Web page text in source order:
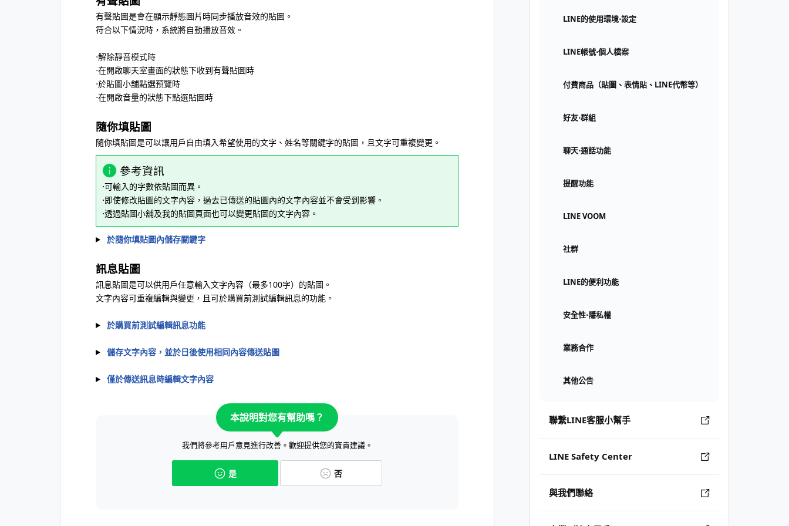
LINE的使用環境⋅設定
LINE帳號⋅個人檔案
付費商品（貼圖、表情貼、LINE代幣等）
好友⋅群組
聊天⋅通話功能
提醒功能
LINE VOOM
社群
LINE的便利功能
安全性⋅隱私權
業務合作
其他公告
聯繫LINE客服小幫手
LINE Safety Center
與我們聯絡
有聲貼圖是會在顯示靜態圖片時同步播放音效的貼圖。
符合以下情況時，系統將自動播放音效。
⋅解除靜音模式時
⋅在開啟聊天室畫面的狀態下收到有聲貼圖時
⋅於貼圖小舖點選預覽時
⋅在開啟音量的狀態下點選貼圖時
隨你填貼圖
隨你填貼圖是可以讓用戶自由填入希望使用的文字、姓名等關鍵字的貼圖，且文字可重複變更。
參考資訊
⋅可輸入的字數依貼圖而異。
⋅即使修改貼圖的文字內容，過去已傳送的貼圖內的文字內容並不會受到影響。
⋅透過貼圖小舖及我的貼圖頁面也可以變更貼圖的文字內容。
於隨你填貼圖內儲存關鍵字
訊息貼圖
訊息貼圖是可以供用戶任意輸入文字內容（最多100字）的貼圖。
文字內容可重複編輯與變更，且可於購買前測試編輯訊息的功能。
於購買前測試編輯訊息功能
儲存文字內容，並於日後使用相同內容傳送貼圖
僅於傳送訊息時編輯文字內容
本說明對您有幫助嗎？
我們將參考用戶意見進行改善。歡迎提供您的寶貴建議。
是 否